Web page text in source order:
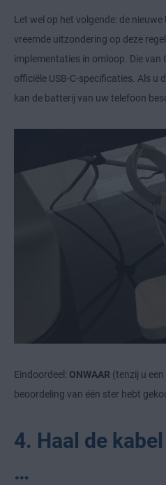
Let wel op het volgende: de nieuwe
vreemde uitzondering op deze
implementaties in omloop. Die van
officiële USB-C-specificaties. Als u
kan de batterij van uw telefoon
Eindoordeel: ONWAAR (tenzij u
beoordeling van één ster hebt
4. Haal de
…